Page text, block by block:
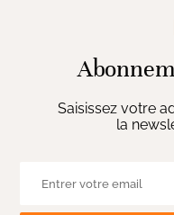
Saisissez votre
la